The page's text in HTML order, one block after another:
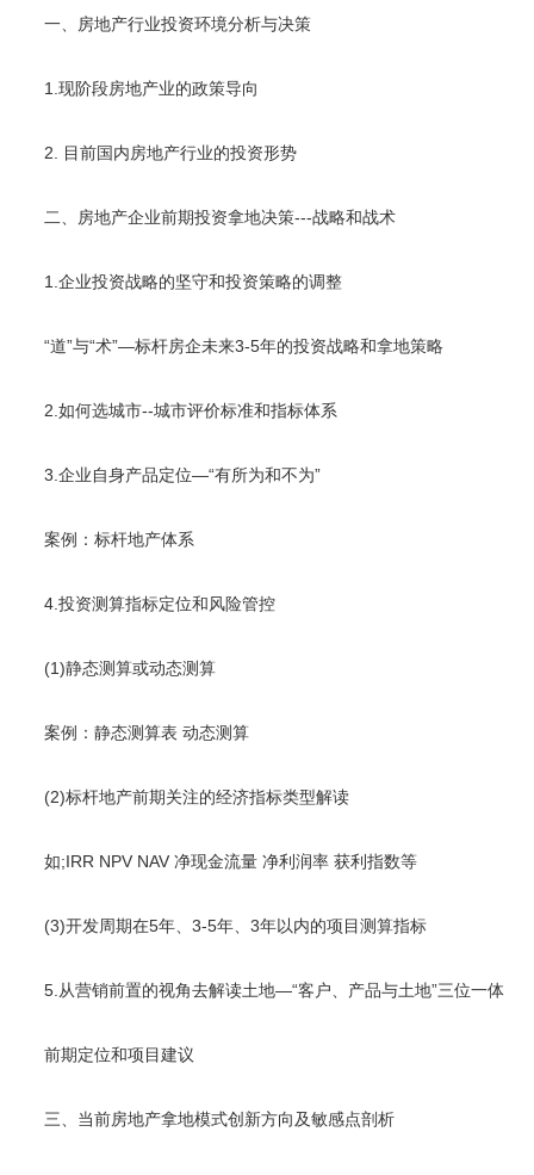
一、房地产行业投资环境分析与决策
1.现阶段房地产业的政策导向
2. 目前国内房地产行业的投资形势
二、房地产企业前期投资拿地决策---战略和战术
1.企业投资战略的坚守和投资策略的调整
“道”与“术”—标杆房企未来3-5年的投资战略和拿地策略
2.如何选城市--城市评价标准和指标体系
3.企业自身产品定位—“有所为和不为”
案例：标杆地产体系
4.投资测算指标定位和风险管控
(1)静态测算或动态测算
案例：静态测算表 动态测算
(2)标杆地产前期关注的经济指标类型解读
如;IRR NPV NAV 净现金流量 净利润率 获利指数等
(3)开发周期在5年、3-5年、3年以内的项目测算指标
5.从营销前置的视角去解读土地—“客户、产品与土地”三位一体
前期定位和项目建议
三、当前房地产拿地模式创新方向及敏感点剖析